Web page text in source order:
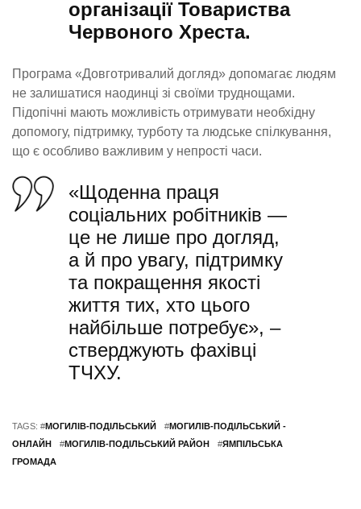
організації Товариства
Червоного Хреста.
Програма «Довготривалий догляд» допомагає людям
не залишатися наодинці зі своїми труднощами.
Підопічні мають можливість отримувати необхідну
допомогу, підтримку, турботу та людське спілкування,
що є особливо важливим у непрості часи.
«Щоденна праця
соціальних робітників —
це не лише про догляд,
а й про увагу, підтримку
та покращення якості
життя тих, хто цього
найбільше потребує», –
стверджують фахівці
ТЧХУ.
TAGS: #МОГИЛІВ-ПОДІЛЬСЬКИЙ #МОГИЛІВ-ПОДІЛЬСЬКИЙ -
ОНЛАЙН
#МОГИЛІВ-ПОДІЛЬСЬКИЙ РАЙОН #ЯМПІЛЬСЬКА
ГРОМАДА